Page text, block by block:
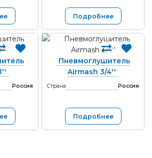
Подробнее
Россия
Пневмоглушитель
Airmash 3/4''
Страна Россия
Подробнее